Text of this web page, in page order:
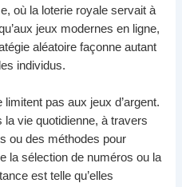
où la loterie royale servait à
jeux modernes en ligne,
aléatoire façonne autant
individus.
pas aux jeux d’argent.
la vie quotidienne, à travers
ou des méthodes pour
la sélection de numéros ou la
est telle qu’elles